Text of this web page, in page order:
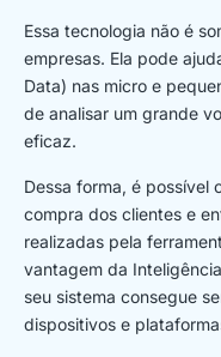
Essa tecnologia não é
empresas. Ela pode
Data) nas micro e
de analisar um grande
eficaz.
Dessa forma, é possível
compra dos clientes e
realizadas pela
vantagem da
seu sistema consegue
dispositivos e